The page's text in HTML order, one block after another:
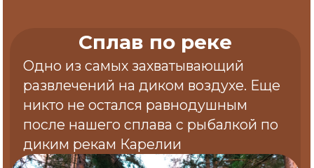
тренажерами и свободными весами